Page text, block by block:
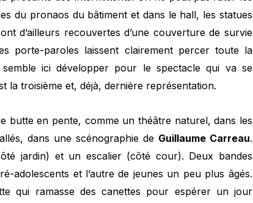
du pronaos du bâtiment et dans le hall, les statues
d’ailleurs recouvertes d’une couverture de survie
porte-paroles laissent clairement percer toute la
ici développer pour le spectacle qui va se
la troisième et, déjà, dernière représentation.
butte en pente, comme un théâtre naturel, dans les
dans une scénographie de Guillaume Carreau.
jardin) et un escalier (côté cour). Deux bandes
adolescents et l’autre de jeunes un peu plus âgés.
qui ramasse des canettes pour espérer un jour